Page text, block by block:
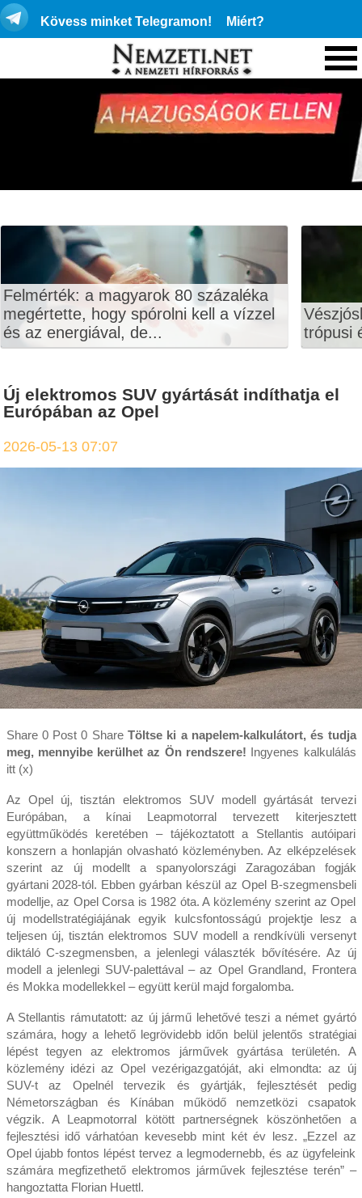
Kövess minket Telegramon! Miért?
Felmérték: a magyarok 80 százaléka
megértette, hogy spórolni kell a vízzel
és az energiával, de...
trópusi
Új elektromos SUV gyártását indíthatja el
Európában az Opel
2026-05-13 07:07
Share 0 Post 0 Share Töltse ki a napelem-kalkulátort, és tudja
meg, mennyibe kerülhet az Ön rendszere!
Ingyenes kalkulálás
itt (x)
Az Opel új, tisztán elektromos SUV modell gyártását tervezi
Európában, a kínai Leapmotorral tervezett kiterjesztett
együttműködés keretében – tájékoztatott a Stellantis autóipari
konszern a honlapján olvasható közleményben. Az elképzelések
szerint az új modellt a spanyolországi Zaragozában fogják
gyártani 2028-tól. Ebben gyárban készül az Opel B-szegmensbeli
modellje, az Opel Corsa is 1982 óta. A közlemény szerint az Opel
új modellstratégiájának egyik kulcsfontosságú projektje lesz a
teljesen új, tisztán elektromos SUV modell a rendkívüli versenyt
diktáló C-szegmensben, a jelenlegi választék bővítésére. Az új
modell a jelenlegi SUV-palettával – az Opel Grandland, Frontera
és Mokka modellekkel – együtt kerül majd forgalomba.
A Stellantis rámutatott: az új jármű lehetővé teszi a német gyártó
számára, hogy a lehető legrövidebb időn belül jelentős stratégiai
lépést tegyen az elektromos járművek gyártása területén. A
közlemény idézi az Opel vezérigazgatóját, aki elmondta: az új
SUV-t az Opelnél tervezik és gyártják, fejlesztését pedig
Németországban és Kínában működő nemzetközi csapatok
végzik. A Leapmotorral kötött partnerségnek köszönhetően a
fejlesztési idő várhatóan kevesebb mint két év lesz. „Ezzel az
Opel újabb fontos lépést tervez a legmodernebb, és az ügyfeleink
számára megfizethető elektromos járművek fejlesztése terén” –
hangoztatta Florian Huettl.